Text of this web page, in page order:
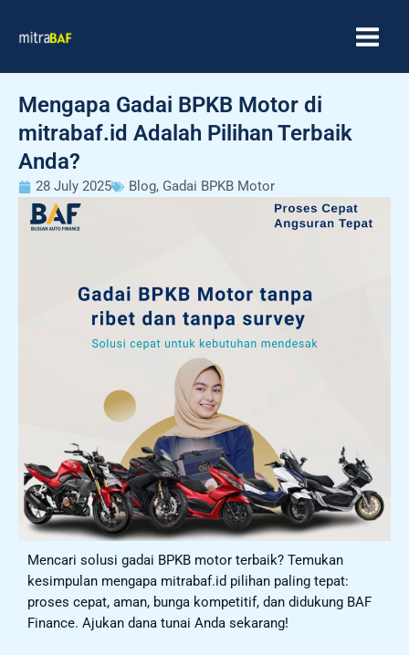
Mengapa Gadai BPKB Motor di
mitrabaf.id Adalah Pilihan Terbaik
Anda?
28 July 2025 Blog, Gadai BPKB Motor
Mencari solusi gadai BPKB motor terbaik? Temukan
kesimpulan mengapa mitrabaf.id pilihan paling tepat:
proses cepat, aman, bunga kompetitif, dan didukung BAF
Finance. Ajukan dana tunai Anda sekarang!